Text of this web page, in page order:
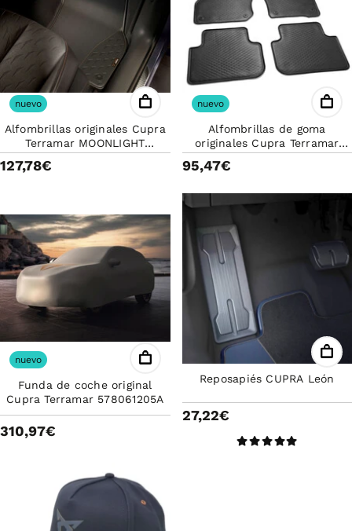
Alfombrillas originales Cupra
Terramar MOONLIGHT
578863011ALOE (4 PZAS)
127,78€
nuevo
Alfombrillas de goma
originales Cupra Terramar
578061500041 (4PZAS)
95,47€
nuevo
Funda de coche original
Cupra Terramar 578061205A
310,97€
nuevo
Reposapiés CUPRA León
27,22€